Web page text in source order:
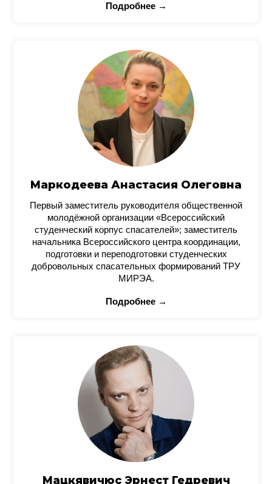
Подробнее →
Маркодеева Анастасия Олеговна
Первый заместитель руководителя общественной
молодёжной организации «Всероссийский
студенческий корпус спасателей»; заместитель
начальника Всероссийского центра координации,
подготовки и переподготовки студенческих
добровольных спасательных формирований ТРУ
МИРЭА.
Подробнее →
Мацкявичюс Эрнест Гедревич